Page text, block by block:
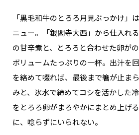
「黒毛和牛のとろろ月見ぶっかけ」
ニュー。「銀閣寺大西」から仕入れ
の甘辛煮と、とろろと合わせた卵が
ボリュームたっぷりの一杯。出汁を
を絡めて啜れば、最後まで箸が止ま
みと、氷水で締めてコシを活かした
をとろろ卵がまろやかにまとめ上げ
に、唸らずにいられない。